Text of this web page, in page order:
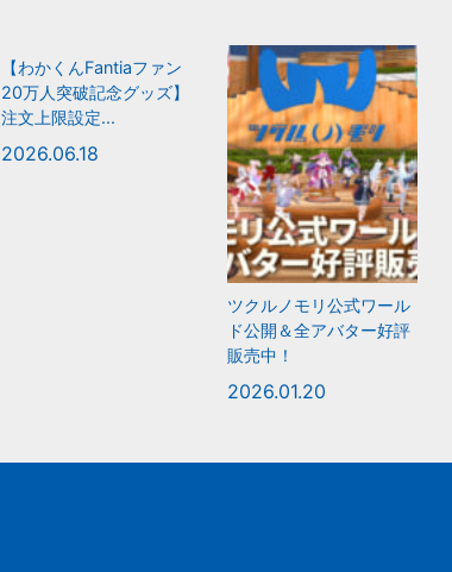
【わかくんFantiaファン
20万人突破記念グッズ】
注文上限設定...
2026.06.18
ツクルノモリ公式ワール
ド公開＆全アバター好評
販売中！
2026.01.20